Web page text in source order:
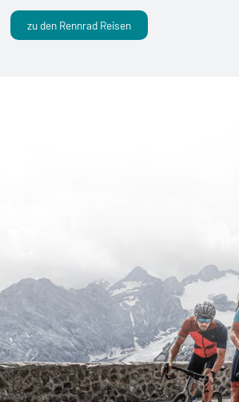
zu den Rennrad Reisen